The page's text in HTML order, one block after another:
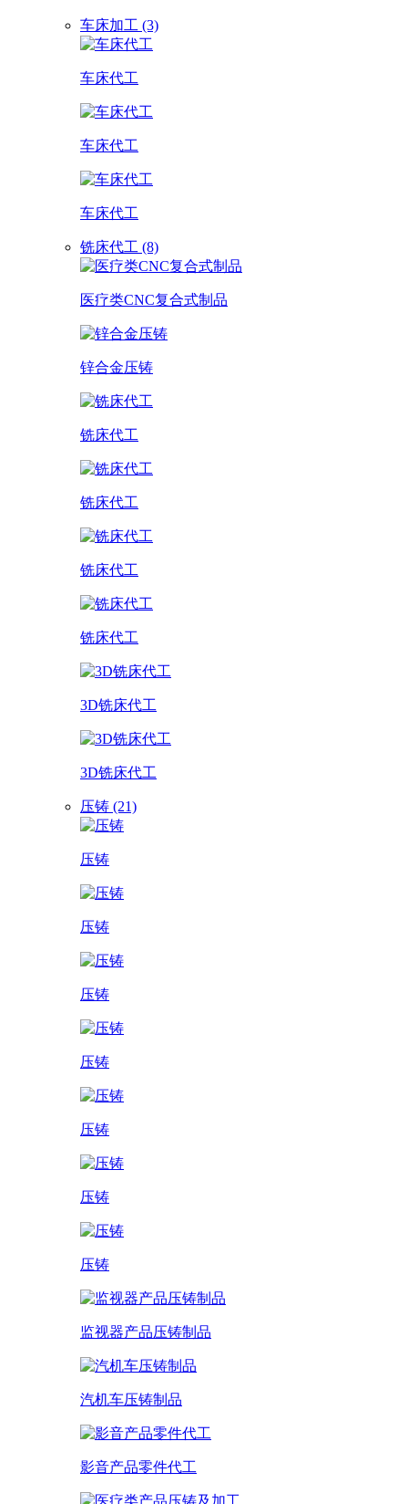
车床加工 (3)
车床代工
车床代工
车床代工
铣床代工 (8)
医疗类CNC复合式制品
锌合金压铸
铣床代工
铣床代工
铣床代工
铣床代工
3D铣床代工
3D铣床代工
压铸 (21)
压铸
压铸
压铸
压铸
压铸
压铸
压铸
监视器产品压铸制品
汽机车压铸制品
影音产品零件代工